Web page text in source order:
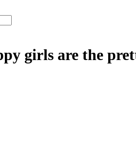
girls are the